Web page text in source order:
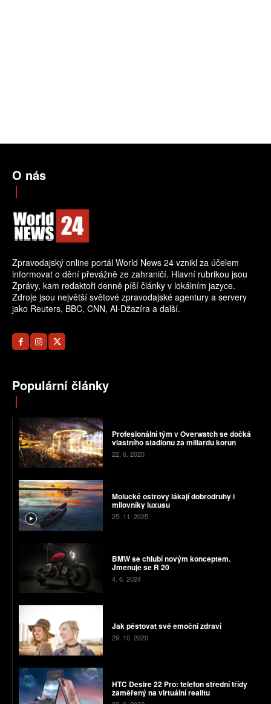
O nás
Zpravodajský online portál World News 24 vznikl za účelem
informovat o dění převážně ze zahraničí. Hlavní rubrikou jsou
Zprávy, kam redaktoři denně píší články v lokálním jazyce.
Zdroje jsou největší světové zpravodajské agentury a servery
jako Reuters, BBC, CNN, Al-Džazíra a další.
Populární články
Profesionální tým v Overwatch se dočká
vlastního stadionu za miliardu korun
22. 6. 2020
Molucké ostrovy lákají dobrodruhy i
milovníky luxusu
25. 11. 2025
BMW se chlubí novým konceptem.
Jmenuje se R 20
4. 6. 2024
Jak pěstovat své emoční zdraví
29. 10. 2020
HTC Desire 22 Pro: telefon střední třídy
zaměřený na virtuální realitu